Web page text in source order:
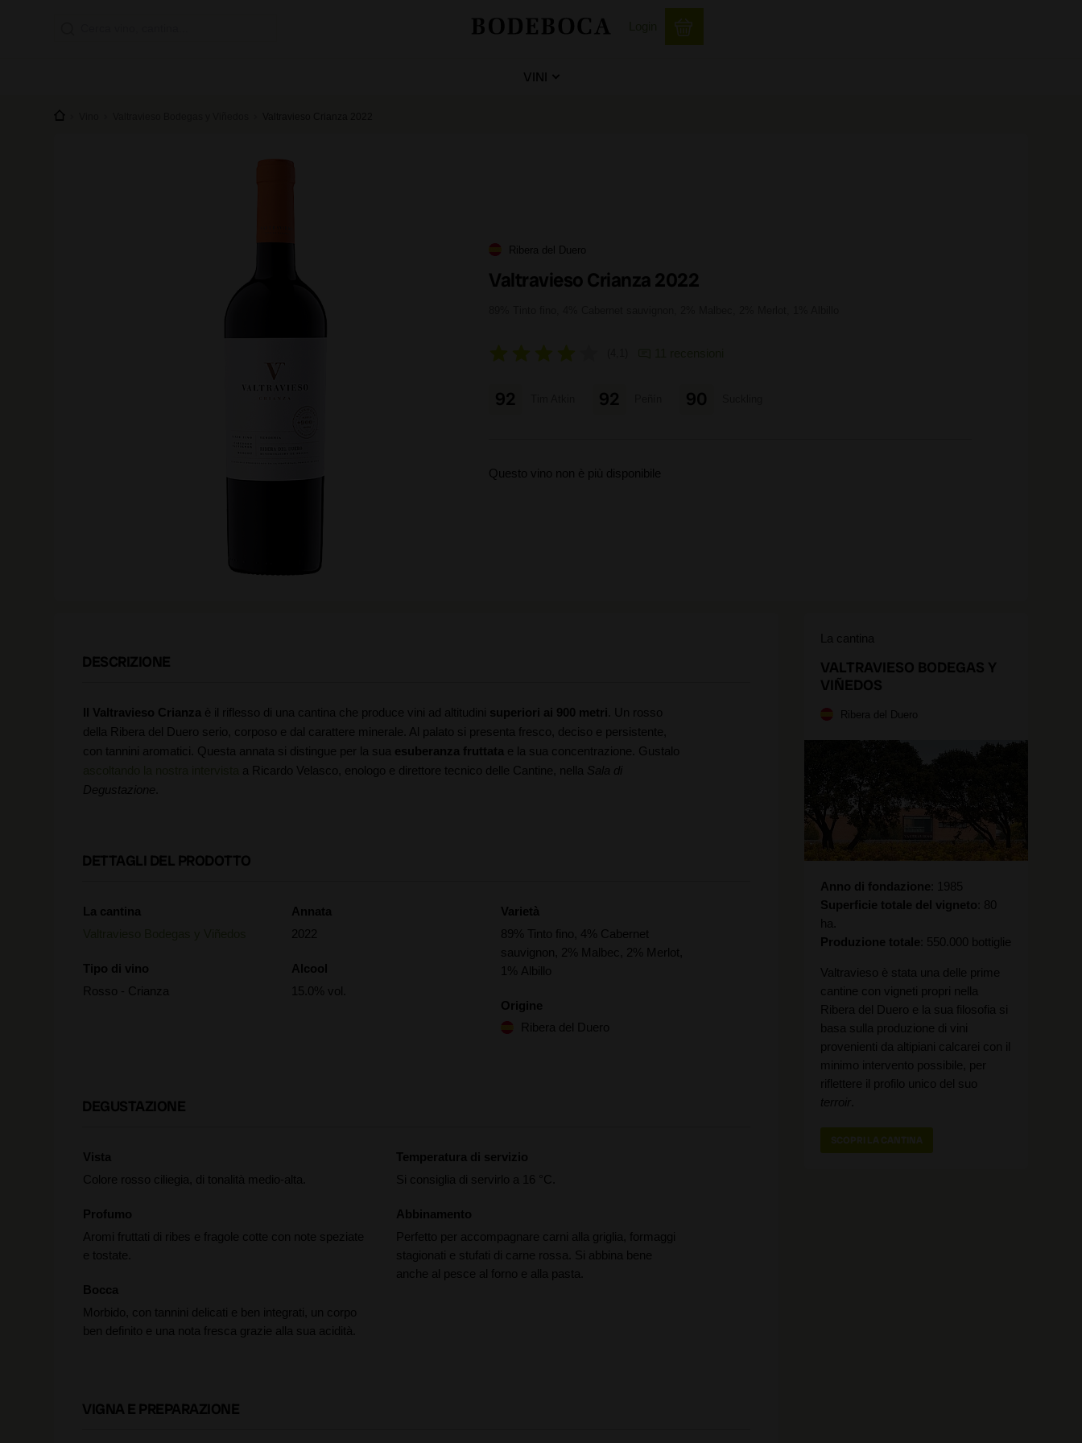
VINI
Ribera del Duero
Valtravieso Crianza 2022
92 92 90
Questo vino non è più disponibile
DESCRIZIONE
Il Valtravieso Crianza è il riflesso di una cantina che produce vini ad altitudini superiori ai 900 metri . Un rosso
della Ribera del Duero serio, corposo e dal carattere minerale. Al palato si presenta fresco, deciso e persistente,
con tannini aromatici. Questa annata si distingue per la sua esuberanza fruttata e la sua concentrazione. Gustalo
a Ricardo Velasco, enologo e direttore tecnico delle Cantine, nella Sala di
Degustazione
DETTAGLI DEL PRODOTTO
La cantina
Tipo di vino
Rosso - Crianza
Annata
2022
Alcool
15.0% vol.
Varietà
89% Tinto fino, 4% Cabernet
sauvignon, 2% Malbec, 2% Merlot,
1% Albillo
Origine
Ribera del Duero
DEGUSTAZIONE
Vista
Colore rosso ciliegia, di tonalità medio-alta.
Profumo
Aromi fruttati di ribes e fragole cotte con note speziate
e tostate.
Bocca
Morbido, con tannini delicati e ben integrati, un corpo
ben definito e una nota fresca grazie alla sua acidità.
Temperatura di servizio
Si consiglia di servirlo a 16 °C.
Abbinamento
Perfetto per accompagnare carni alla griglia, formaggi
stagionati e stufati di carne rossa. Si abbina bene
anche al pesce al forno e alla pasta.
VIGNA E PREPARAZIONE
La cantina
VALTRAVIESO BODEGAS Y
VIÑEDOS
Ribera del Duero
Anno di fondazione
1985
Superficie totale del vigneto 80
ha.
Produzione totale 550.000 bottiglie
Valtravieso è stata una delle prime
cantine con vigneti propri nella
Ribera del Duero e la sua filosofia si
basa sulla produzione di vini
provenienti da altipiani calcarei con il
minimo intervento possibile, per
riflettere il profilo unico del suo
terroir
SCOPRI LA CANTINA